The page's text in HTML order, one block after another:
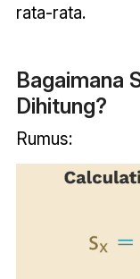
rata-rata.
Bagaimana
Dihitung?
Rumus: